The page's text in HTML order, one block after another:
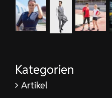
Kategorien
Artikel